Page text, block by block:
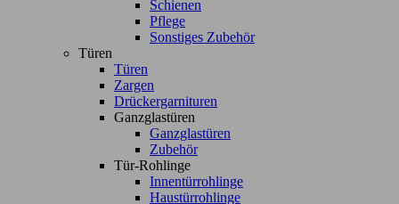
Schienen
Pflege
Sonstiges Zubehör
Türen
Türen
Zargen
Drückergarnituren
Ganzglastüren
Ganzglastüren
Zubehör
Tür-Rohlinge
Innentürrohlinge
Haustürrohlinge